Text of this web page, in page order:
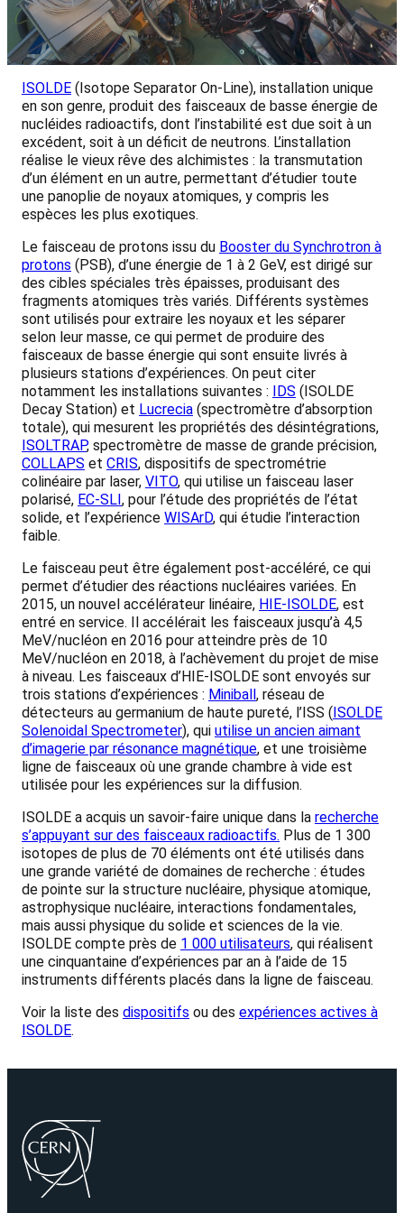
ISOLDE (Isotope Separator On-Line), installation unique
en son genre, produit des faisceaux de basse énergie de
nucléides radioactifs, dont l’instabilité est due soit à un
excédent, soit à un déficit de neutrons. L’installation
réalise le vieux rêve des alchimistes : la transmutation
d’un élément en un autre, permettant d’étudier toute
une panoplie de noyaux atomiques, y compris les
espèces les plus exotiques.
Le faisceau de protons issu du Booster du Synchrotron à
protons (PSB), d’une énergie de 1 à 2 GeV, est dirigé sur
des cibles spéciales très épaisses, produisant des
fragments atomiques très variés. Différents systèmes
sont utilisés pour extraire les noyaux et les séparer
selon leur masse, ce qui permet de produire des
faisceaux de basse énergie qui sont ensuite livrés à
plusieurs stations d’expériences. On peut citer
notamment les installations suivantes : IDS (ISOLDE
Decay Station) et Lucrecia (spectromètre d’absorption
totale), qui mesurent les propriétés des désintégrations,
ISOLTRAP, spectromètre de masse de grande précision,
COLLAPS et CRIS, dispositifs de spectrométrie
colinéaire par laser, VITO, qui utilise un faisceau laser
polarisé, EC-SLI, pour l’étude des propriétés de l’état
solide, et l’expérience WISArD, qui étudie l’interaction
faible.
Le faisceau peut être également post-accéléré, ce qui
permet d’étudier des réactions nucléaires variées. En
2015, un nouvel accélérateur linéaire, HIE-ISOLDE, est
entré en service. Il accélérait les faisceaux jusqu’à 4,5
MeV/nucléon en 2016 pour atteindre près de 10
MeV/nucléon en 2018, à l’achèvement du projet de mise
à niveau. Les faisceaux d’HIE-ISOLDE sont envoyés sur
trois stations d’expériences : Miniball, réseau de
détecteurs au germanium de haute pureté, l’ISS (ISOLDE
Solenoidal Spectrometer), qui utilise un ancien aimant
d’imagerie par résonance magnétique, et une troisième
ligne de faisceaux où une grande chambre à vide est
utilisée pour les expériences sur la diffusion.
ISOLDE a acquis un savoir-faire unique dans la recherche
s’appuyant sur des faisceaux radioactifs. Plus de 1 300
isotopes de plus de 70 éléments ont été utilisés dans
une grande variété de domaines de recherche : études
de pointe sur la structure nucléaire, physique atomique,
astrophysique nucléaire, interactions fondamentales,
mais aussi physique du solide et sciences de la vie.
ISOLDE compte près de 1 000 utilisateurs, qui réalisent
une cinquantaine d’expériences par an à l’aide de 15
instruments différents placés dans la ligne de faisceau.
Voir la liste des dispositifs ou des expériences actives à
ISOLDE.